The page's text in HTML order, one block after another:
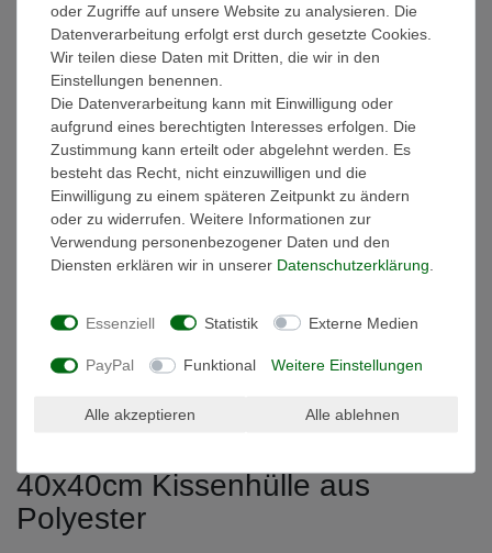
In den Warenkorb
Wunschliste
* inkl. ges. MwSt. zzgl.Versandkosten
Beschreibung
EU-Verantwortlicher
40x40cm Kissenhülle aus
Polyester
oder Zugriffe auf unsere Website zu analysieren. Die
Datenverarbeitung erfolgt erst durch gesetzte Cookies.
Wir teilen diese Daten mit Dritten, die wir in den
Einstellungen benennen.
Die Datenverarbeitung kann mit Einwilligung oder
aufgrund eines berechtigten Interesses erfolgen. Die
Zustimmung kann erteilt oder abgelehnt werden. Es
besteht das Recht, nicht einzuwilligen und die
Einwilligung zu einem späteren Zeitpunkt zu ändern
oder zu widerrufen. Weitere Informationen zur
Verwendung personenbezogener Daten und den
Diensten erklären wir in unserer Daten­schutz­erklärung
Essenziell Statistik Externe Medien
PayPal Funktional Weitere Einstellungen
Alle akzeptieren Alle ablehnen